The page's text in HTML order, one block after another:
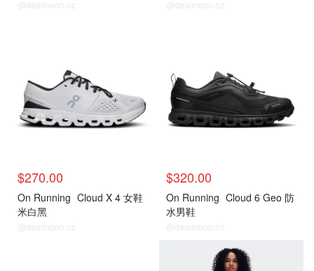
@dealmoon.nz @dealmoon.nz
$270.00
On Running Cloud X 4 女鞋
米白黑
@dealmoon.nz
$320.00
On Running Cloud 6 Geo 防
水男鞋
@dealmoon.nz